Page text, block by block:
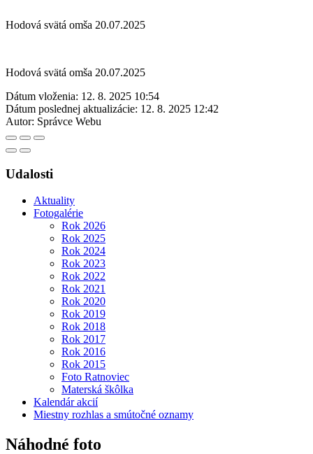
Hodová svätá omša 20.07.2025
Hodová svätá omša 20.07.2025
Dátum vloženia: 12. 8. 2025 10:54
Dátum poslednej aktualizácie: 12. 8. 2025 12:42
Autor: Správce Webu
Udalosti
Aktuality
Fotogalérie
Rok 2026
Rok 2025
Rok 2024
Rok 2023
Rok 2022
Rok 2021
Rok 2020
Rok 2019
Rok 2018
Rok 2017
Rok 2016
Rok 2015
Foto Ratnoviec
Materská škôlka
Kalendár akcií
Miestny rozhlas a smútočné oznamy
Náhodné foto